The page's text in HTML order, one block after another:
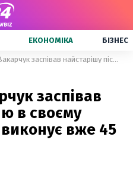
ЕКОНОМІКА БІЗНЕС
Святослав Вакарчук заспівав найстарішу пісню в своєму репертуарі, яку виконує вже 45 років
заспівав
в своєму
вже 45